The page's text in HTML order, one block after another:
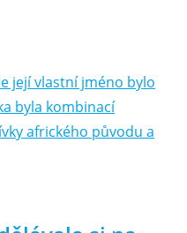
její vlastní jméno bylo
byla kombinací
afrického původu a